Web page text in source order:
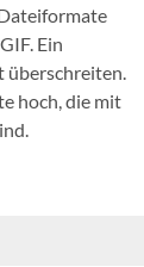
Ein
überschreiten.
hoch, die mit